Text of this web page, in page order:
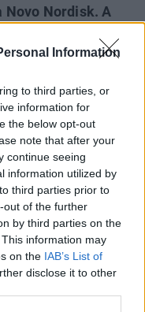
Information
to third parties, or
information for
the below opt-out
note that after your
continue seeing
information utilized by
third parties prior to
out of the further
by third parties on the
information may
on the IAB’s List of
disclose it to other
Novo Nordisk. A
egy kisebb, 36
a magyar
kezd ezzel a
konferenciánkon
Nordisk új
akár 24,3%-os
egy 36 hetes vizsgálat
Lancet...